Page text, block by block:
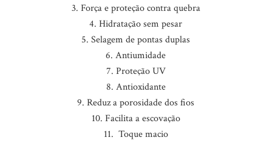
3. Força e proteção contra quebra
4. Hidratação sem pesar
5. Selagem de pontas duplas
6. Antiumidade
7. Proteção UV
8. Antioxidante
9. Reduz a porosidade dos fios
10. Facilita a escovação
11. Toque macio